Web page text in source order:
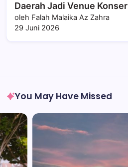
Daerah Jadi Venue Konser
oleh Falah Malaika Az Zahra
29 Juni 2026
You May Have Missed